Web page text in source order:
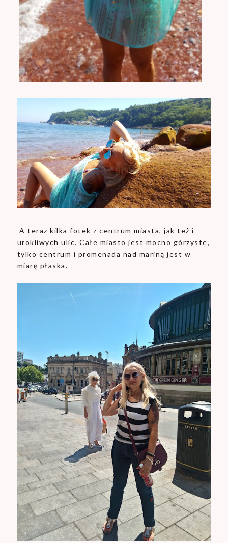
A teraz kilka fotek z centrum miasta, jak też i
urokliwych ulic. Całe miasto jest mocno górzyste,
tylko centrum i promenada nad mariną jest w
miarę płaska.